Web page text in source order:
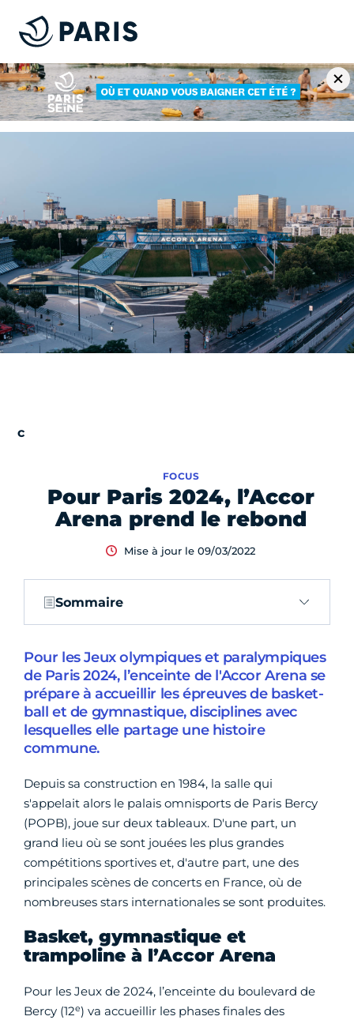
Pour Paris 2024, l’Accor
Arena prend le rebond
FOCUS
Mise à jour le 09/03/2022
Sommaire
Pour les Jeux olympiques et paralympiques
de Paris 2024, l’enceinte de l'Accor Arena se
prépare à accueillir les épreuves de basket-
ball et de gymnastique, disciplines avec
lesquelles elle partage une histoire
commune.
Depuis sa construction en 1984, la salle qui
s'appelait alors le palais omnisports de Paris Bercy
(POPB), joue sur deux tableaux. D'une part, un
grand lieu où se sont jouées les plus grandes
compétitions sportives et, d'autre part, une des
principales scènes de concerts en France, où de
nombreuses stars internationales se sont produites.
Basket, gymnastique et
trampoline à l’Accor Arena
Pour les Jeux de 2024, l’enceinte du boulevard de
Bercy (12e) va accueillir les phases finales des